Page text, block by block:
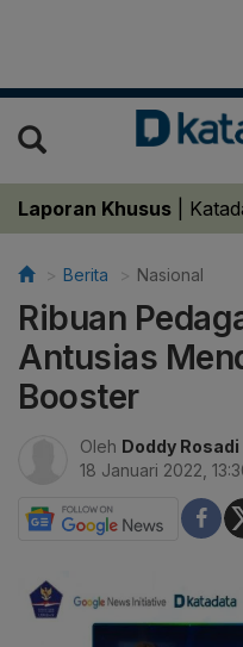
Laporan Khusus
Berita Nasional
Ribuan
Antusias
Booster
Oleh Doddy Rosadi
18 Januari 2022,